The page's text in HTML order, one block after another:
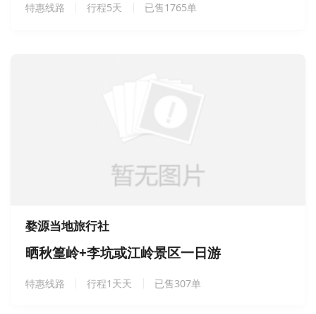
特惠线路 行程5天 已售1765单
婺源当地旅行社
晒秋篁岭+李坑或江岭景区一日游
特惠线路 行程1天天 已售307单